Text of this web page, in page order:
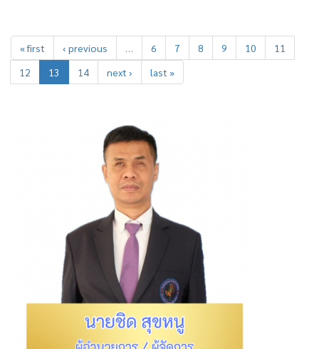
« first ‹ previous … 6 7 8 9 10
11
12
13 14 next › last »